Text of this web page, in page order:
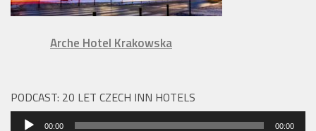
Arche Hotel Krakowska
PODCAST: 20 LET CZECH INN HOTELS
Audio
00:00 00:00